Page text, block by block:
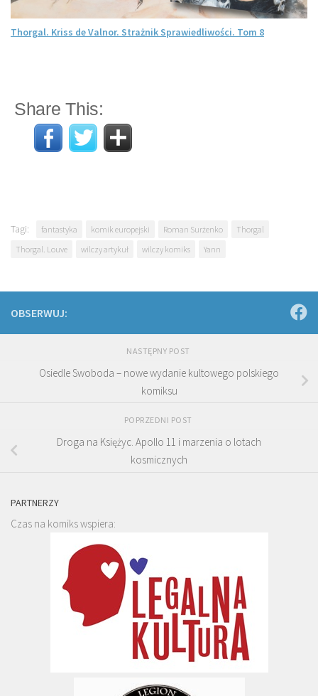
Thorgal. Kriss de Valnor. Strażnik Sprawiedliwości. Tom 8
Share This:
Tagi: fantastyka komik europejski Roman Surżenko
Thorgal
Thorgal. Louve
wilczy artykuł wilczy komiks Yann
OBSERWUJ:
NASTĘPNY POST
Osiedle Swoboda – nowe wydanie kultowego polskiego
komiksu
POPRZEDNI POST
Droga na Księżyc. Apollo 11 i marzenia o lotach
kosmicznych
PARTNERZY
Czas na komiks wspiera: